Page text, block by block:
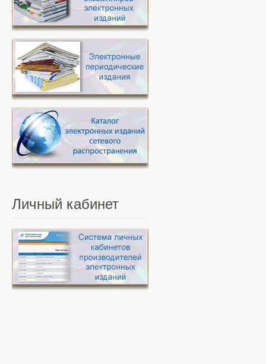
Личный кабинет